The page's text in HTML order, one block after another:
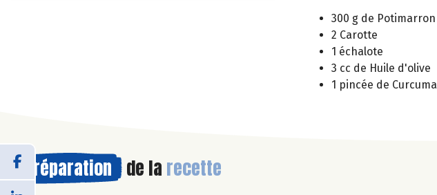
300 g de Potimarron
2 Carotte
1 échalote
3 cc de Huile d'olive
1 pincée de Curcuma
Préparation de la recette